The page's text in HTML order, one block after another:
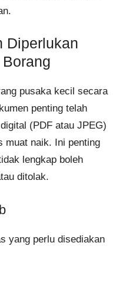
Diperlukan
pusaka kecil secara
penting telah
(PDF atau JPEG)
muat naik. Ini penting
lengkap boleh
ditolak.
yang perlu disediakan